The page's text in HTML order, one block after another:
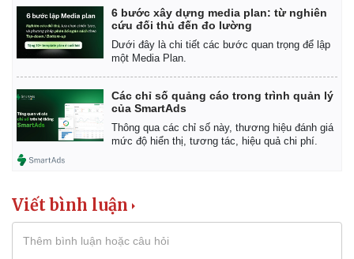
6 bước xây dựng media plan: từ nghiên
cứu đối thủ đến đo lường
Dưới đây là chi tiết các bước quan trọng để lập
một Media Plan.
Các chỉ số quảng cáo trong trình quản lý
của SmartAds
Thông qua các chỉ số này, thương hiệu đánh giá
mức độ hiển thị, tương tác, hiệu quả chi phí.
Viết bình luận